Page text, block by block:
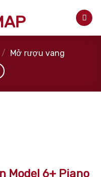
/ Mở rượu vang
Model 6+ Piano